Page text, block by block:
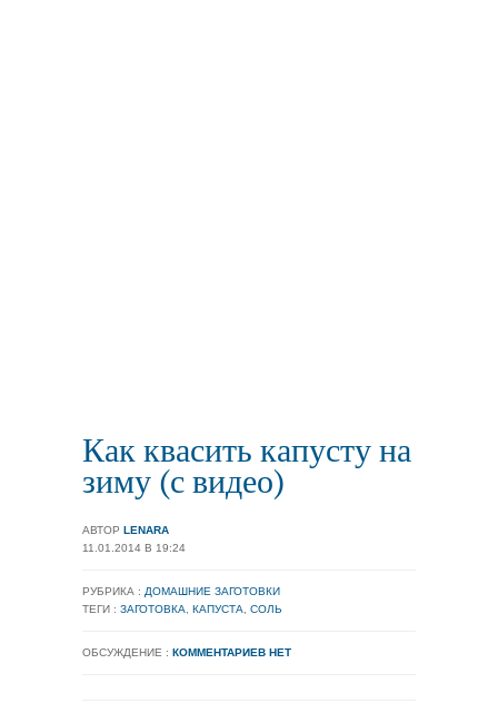
Как квасить капусту на
зиму (с видео)
АВТОР LENARA
11.01.2014 В 19:24
РУБРИКА : ДОМАШНИЕ ЗАГОТОВКИ
ТЕГИ : ЗАГОТОВКА, КАПУСТА, СОЛЬ
ОБСУЖДЕНИЕ : КОММЕНТАРИЕВ НЕТ